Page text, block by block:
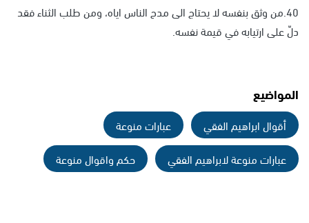
40.من وثق بنفسه لا يحتاج الى مدح الناس اياه، ومن طلب الثناء فقد
دلّ على ارتيابه في قيمة نفسه.
المواضيع
أقوال ابراهيم الفقي
عبارات منوعة
عبارات منوعة لابراهيم الفقي
حكم واقوال منوعة